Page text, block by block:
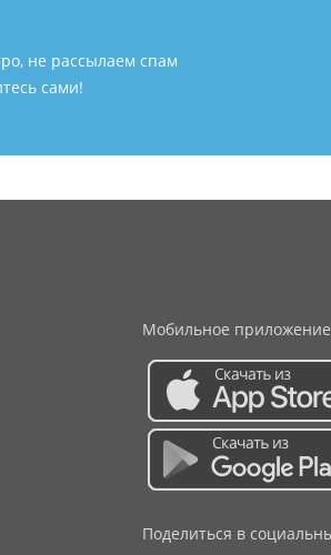
не рассылаем спам
сами!
Мобильное
Поделиться в